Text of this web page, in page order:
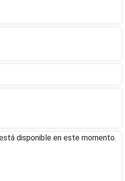
disponible en este momento.